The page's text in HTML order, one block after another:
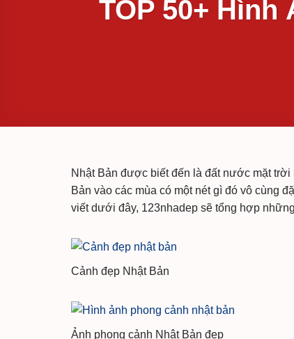
TOP 50+
Nhật Bản được biết đến là đất nước mặt
Bản vào các mùa có một nét gì đó vô cùng
viết dưới đây, 123nhadep sẽ tổng hợp những
Cảnh đẹp Nhật Bản
Ảnh phong cảnh Nhật Bản đẹp